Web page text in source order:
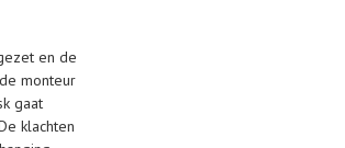
en de
monteur
gaat
klachten